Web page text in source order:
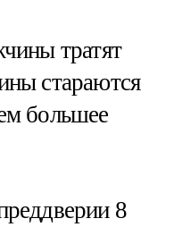
тратят
стараются
большее
8